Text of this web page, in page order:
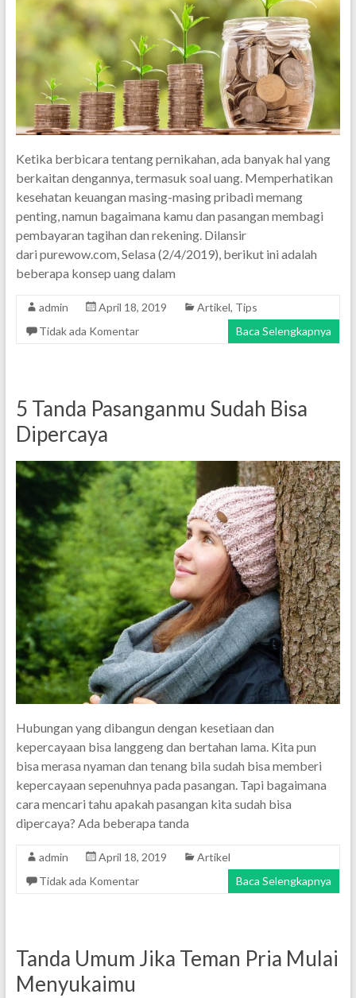
Ketika berbicara tentang pernikahan, ada banyak hal yang
berkaitan dengannya, termasuk soal uang. Memperhatikan
kesehatan keuangan masing-masing pribadi memang
penting, namun bagaimana kamu dan pasangan membagi
pembayaran tagihan dan rekening. Dilansir
dari purewow.com, Selasa (2/4/2019), berikut ini adalah
beberapa konsep uang dalam
admin April 18, 2019 Artikel, Tips
Tidak ada Komentar
Baca Selengkapnya
5 Tanda Pasanganmu Sudah Bisa
Dipercaya
Hubungan yang dibangun dengan kesetiaan dan
kepercayaan bisa langgeng dan bertahan lama. Kita pun
bisa merasa nyaman dan tenang bila sudah bisa memberi
kepercayaan sepenuhnya pada pasangan. Tapi bagaimana
cara mencari tahu apakah pasangan kita sudah bisa
dipercaya? Ada beberapa tanda
admin April 18, 2019
Artikel
Tidak ada Komentar
Baca Selengkapnya
Tanda Umum Jika Teman Pria Mulai
Menyukaimu